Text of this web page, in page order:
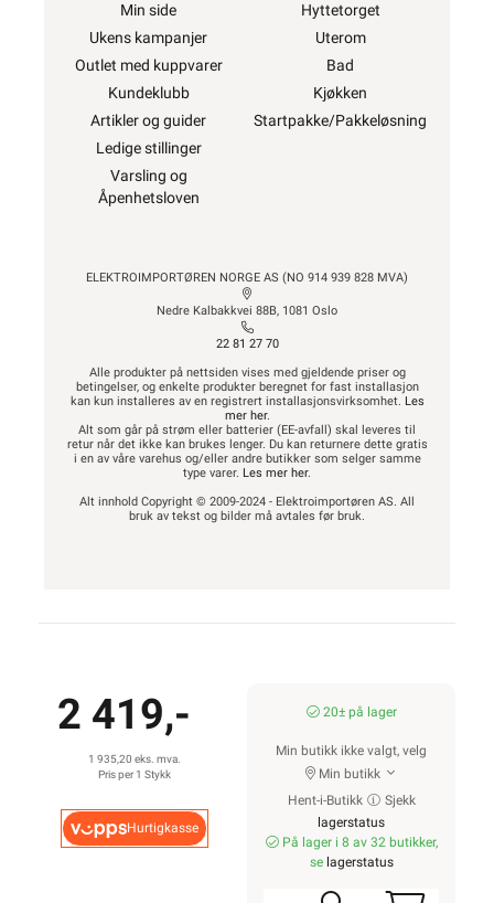
Min side
Ukens kampanjer
Outlet med kuppvarer
Kundeklubb
Artikler og guider
Ledige stillinger
Varsling og
Åpenhetsloven
Hyttetorget
Uterom
Bad
Kjøkken
Startpakke/Pakkeløsning
ELEKTROIMPORTØREN NORGE AS (NO 914 939 828 MVA)
Nedre Kalbakkvei 88B, 1081 Oslo
22 81 27 70
Alle produkter på nettsiden vises med gjeldende priser og
betingelser, og enkelte produkter beregnet for fast installasjon
kan kun installeres av en registrert installasjonsvirksomhet. Les
mer her.
Alt som går på strøm eller batterier (EE-avfall) skal leveres til
retur når det ikke kan brukes lenger. Du kan returnere dette gratis
i en av våre varehus og/eller andre butikker som selger samme
type varer. Les mer her.
Alt innhold Copyright © 2009-2024 - Elektroimportøren AS. All
bruk av tekst og bilder må avtales før bruk.
2 419,-
1 935,20 eks. mva.
Pris per 1 Stykk
Hurtigkasse
20± på lager
Min butikk ikke valgt, velg
Min butikk
Hent-i-Butikk
Sjekk
lagerstatus
På lager i 8 av 32 butikker,
se lagerstatus